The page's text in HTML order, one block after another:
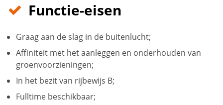
Functie-eisen
Graag aan de slag in de buitenlucht;
Affiniteit met het aanleggen en onderhouden van
groenvoorzieningen;
In het bezit van rijbewijs B;
Fulltime beschikbaar;